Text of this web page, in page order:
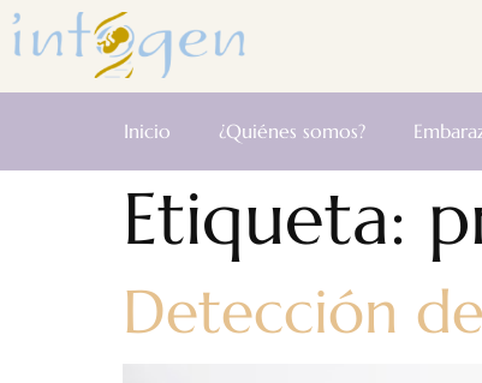
Inicio ¿Quiénes somos?
Etiqueta:
Detección